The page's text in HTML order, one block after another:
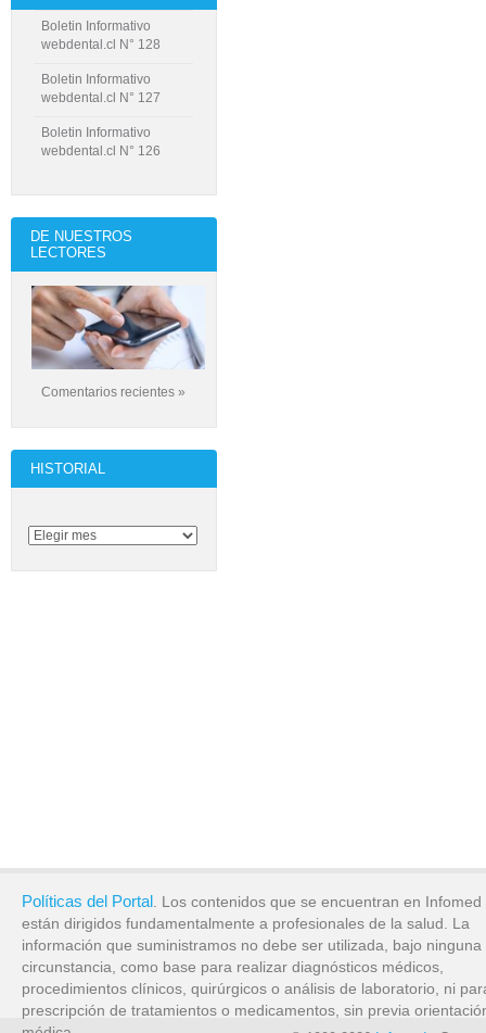
Boletin Informativo
webdental.cl N° 128
Boletin Informativo
webdental.cl N° 127
Boletin Informativo
webdental.cl N° 126
DE NUESTROS
LECTORES
Comentarios recientes »
HISTORIAL
Políticas del Portal. Los contenidos que se encuentran en Infomed
están dirigidos fundamentalmente a profesionales de la salud. La
información que suministramos no debe ser utilizada, bajo ninguna
circunstancia, como base para realizar diagnósticos médicos,
procedimientos clínicos, quirúrgicos o análisis de laboratorio, ni
prescripción de tratamientos o medicamentos, sin previa